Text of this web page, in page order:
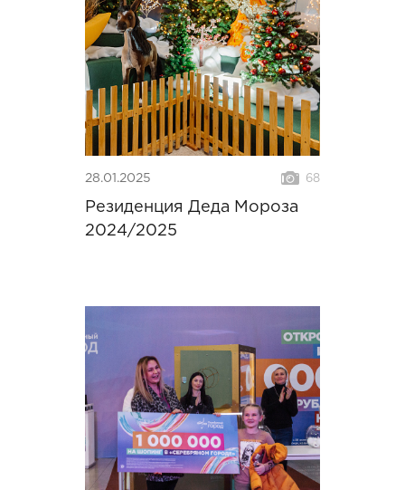
28.01.2025 68
Резиденция Деда Мороза
2024/2025